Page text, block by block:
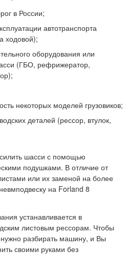
в России;
автотранспорта
ходовой);
оборудования или
(ГБО, рефрижератор,
некоторых моделей грузовиков;
деталей (рессор, втулок,
шасси с помощью
подушками. В отличие от
или их заменой на более
на Forland 8
устанавливается в
листовым рессорам. Чтобы
нужно разбирать машину, и Вы
своими руками без